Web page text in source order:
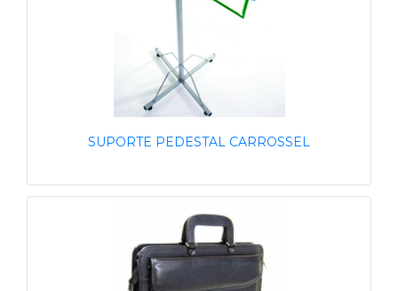
SUPORTE PEDESTAL CARROSSEL